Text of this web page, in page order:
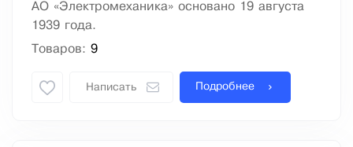
АО «Электромеханика» основано 19 августа
1939 года.
Товаров: 9
Написать Подробнее